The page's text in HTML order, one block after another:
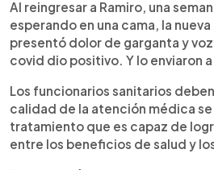
Al reingresar a Ramiro, una
esperando en una cama, la
presentó dolor de garganta y
covid dio positivo. Y lo enviaron a
Los funcionarios sanitarios
calidad de la atención médica
tratamiento que es capaz de
entre los beneficios de salud y